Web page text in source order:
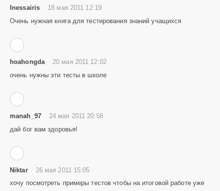
Inessairis
18 мая 2011 12:19
Очень нужная книга для тестирования знаний учащихся
hoahongda
20 мая 2011 12:02
очень нужны эти тесты в школе
manah_97
24 мая 2011 20:58
дай бог вам здоровья!
Niktar
26 мая 2011 15:05
хочу посмотреть примеры тестов чтобы на итоговой работе уже